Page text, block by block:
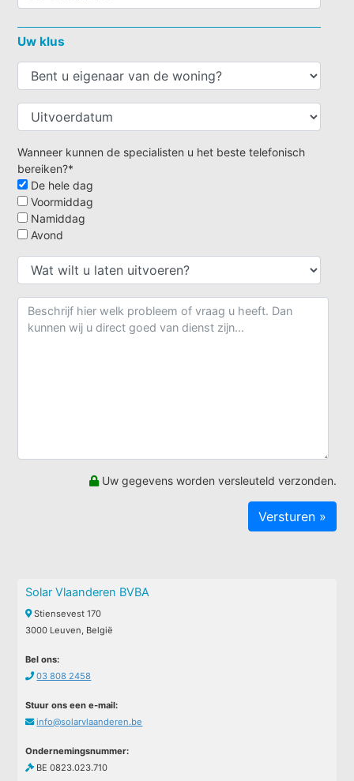
Uw klus
Wanneer kunnen de specialisten u het beste telefonisch
bereiken?*
De hele dag
Voormiddag
Namiddag
Avond
Uw gegevens worden versleuteld verzonden.
Solar Vlaanderen BVBA
Stiensevest 170
3000 Leuven, België
Bel ons:
03 808 2458
Stuur ons een e-mail:
info@solarvlaanderen.be
Ondernemingsnummer:
BE 0823.023.710